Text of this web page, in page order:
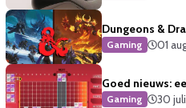
Dungeons &
Gaming 01
Goed nieuws:
Gaming 30